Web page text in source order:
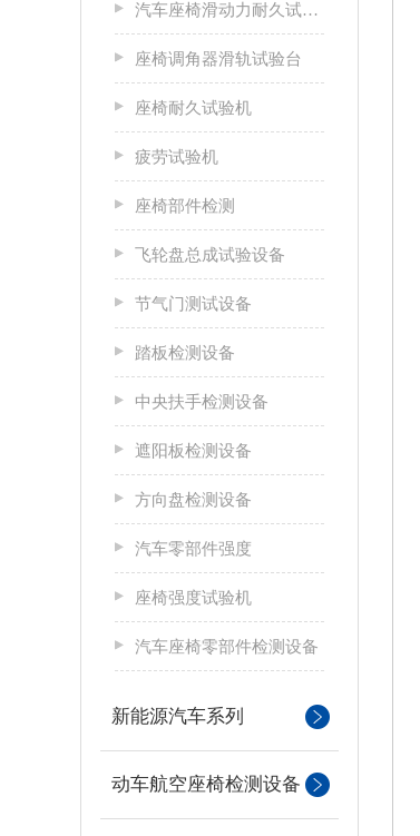
汽车座椅滑动力耐久试验台
座椅调角器滑轨试验台
座椅耐久试验机
疲劳试验机
座椅部件检测
飞轮盘总成试验设备
节气门测试设备
踏板检测设备
中央扶手检测设备
遮阳板检测设备
方向盘检测设备
汽车零部件强度
座椅强度试验机
汽车座椅零部件检测设备
新能源汽车系列
动车航空座椅检测设备